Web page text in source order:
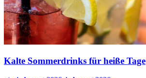
Kalte Sommerdrinks für heiße Tage